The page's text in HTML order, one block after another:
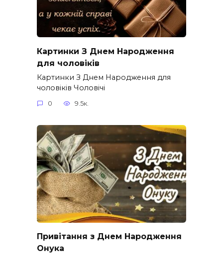
Картинки З Днем Народження
для чоловіків​
Картинки З Днем Народження для
чоловіків​ Чоловічі
0 9.5к.
Привітання з Днем Народження
Онука